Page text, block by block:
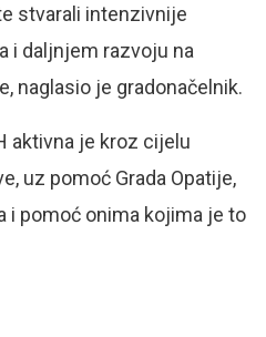
stvarali intenzivnije
i daljnjem razvoju na
naglasio je gradonačelnik.
aktivna je kroz cijelu
uz pomoć Grada Opatije,
i pomoć onima kojima je to